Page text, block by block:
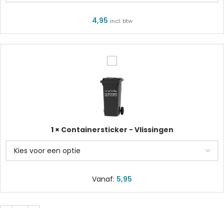
4,95 incl. btw
1× Containersticker - Vlissingen
Vanaf: 5,95